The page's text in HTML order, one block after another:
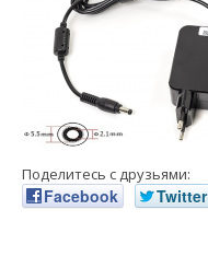
Поделитесь с друзьями:
Facebook Twitter